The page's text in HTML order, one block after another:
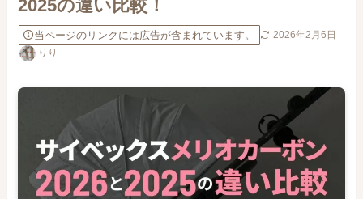
2025の違い比較！
当ページのリンクには広告が含まれています。
2026年2月6日
りり